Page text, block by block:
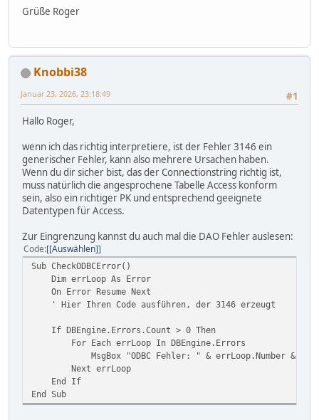
Grüße Roger
Knobbi38
#1
Januar 23, 2026, 23:18:49
Hallo Roger,
wenn ich das richtig interpretiere, ist der Fehler 3146 ein
generischer Fehler, kann also mehrere Ursachen haben.
Wenn du dir sicher bist, das der Connectionstring richtig ist,
muss natürlich die angesprochene Tabelle Access konform
sein, also ein richtiger PK und entsprechend geeignete
Datentypen für Access.
Zur Eingrenzung kannst du auch mal die DAO Fehler auslesen:
Code [Auswählen]
Sub CheckODBCError()
Dim errLoop As Error
On Error Resume Next
' Hier Ihren Code ausführen, der 3146 erzeugt
If DBEngine.Errors.Count > 0 Then
For Each errLoop In DBEngine.Errors
MsgBox "ODBC Fehler: " & errLoop.Number & " - "
Next errLoop
End If
End Sub